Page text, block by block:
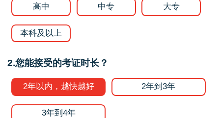
高中 中专 大专
本科及以上
2.您能接受的考证时长？
2年以内，越快越好 2年到3年
3年到4年